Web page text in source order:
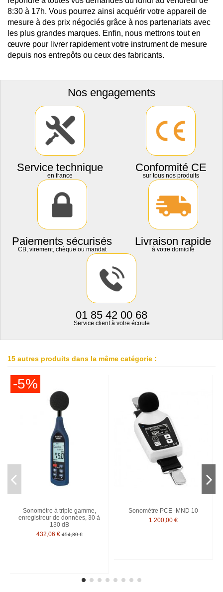
8:30 à 17h. Vous pourrez ainsi acquérir votre appareil de
mesure à des prix négociés grâce à nos partenariats avec
les plus grandes marques. Enfin, nous mettrons tout en
œuvre pour livrer rapidement votre instrument de mesure
depuis nos entrepôts ou ceux des fabricants.
Nos engagements
Service technique
en france
Conformité CE
sur tous nos produits
Paiements sécurisés
CB, virement, chèque ou mandat
Livraison rapide
à votre domicile
01 85 42 00 68
Service client à votre écoute
15 autres produits dans la même catégorie :
-5%
Sonomètre à triple gamme,
enregistreur de données, 30 à
130 dB
432,06 € 454,80 €
Sonomètre PCE -MND 10
1 200,00 €